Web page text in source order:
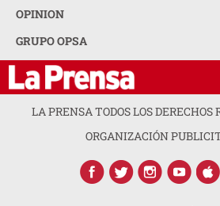
OPINION
GRUPO OPSA
LA PRENSA TODOS LOS DERECHOS
ORGANIZACIÓN